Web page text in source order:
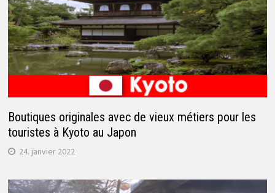
Boutiques originales avec de vieux métiers pour les
touristes à Kyoto au Japon
24. janvier 2022